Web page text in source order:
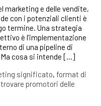
marketing e delle vendite,
con i potenziali clienti è
termine. Una strategia
è l’implementazione
di una pipeline di
cosa si intende […]
significato, format di
trovare promotori delle